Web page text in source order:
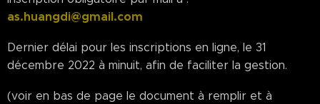
as.huangdi@gmail.com
Dernier délai pour les inscriptions en ligne, le 31
décembre 2022 à minuit, afin de faciliter la gestion.
(voir en bas de page le document à remplir et à